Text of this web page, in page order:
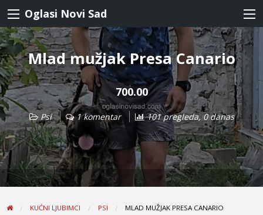
Oglasi Novi Sad
Mlad mužjak Presa Canario
700.00
Psi 1 komentar 101 pregleda, 0 danas
KUĆNI LJUBIMCI PSI MLAD MUŽJAK PRESA CANARIO